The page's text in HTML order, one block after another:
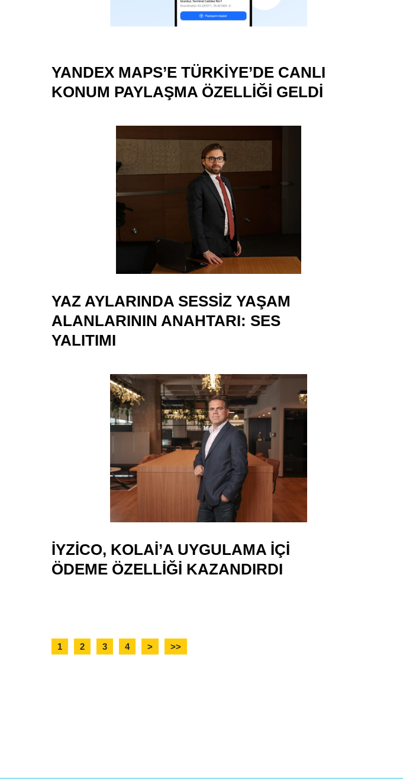
YANDEX MAPS’E TÜRKIYE’DE CANLI
KONUM PAYLAŞMA ÖZELLIĞI GELDI
YAZ AYLARINDA SESSIZ YAŞAM
ALANLARININ ANAHTARI: SES
YALITIMI
IYZICO, KOLAI’A UYGULAMA IÇI
ÖDEME ÖZELLIĞI KAZANDIRDI
1 2 3 4 > >>